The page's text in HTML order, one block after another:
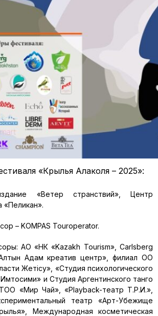
«Крылья Алакoля – 2025»:
«Ветер странствий», Центр
«Пеликан».
– KOMPAS Touroperator.
АО «НК «Kazakh Tourism», Carlsberg
Адам креатив центр», филиал ОО
Жетісу», «Студия психологического
и Студия Аргентинского танго
«Мир Чай», «Playback-театр Т.Р.И.»,
театр «Арт-Убежище
Международная косметическая